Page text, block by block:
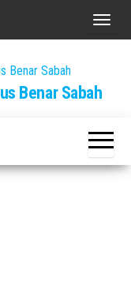
T
g
e
n
Benar Sabah